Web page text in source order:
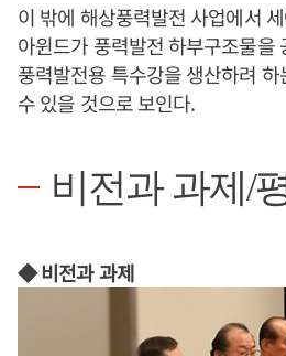
이 밖에 해상풍력발전 사업에서
아윈드가 풍력발전 하부구조물을
풍력발전용 특수강을 생산하려
수 있을 것으로 보인다.
비전과 과제/
◆ 비전과 과제